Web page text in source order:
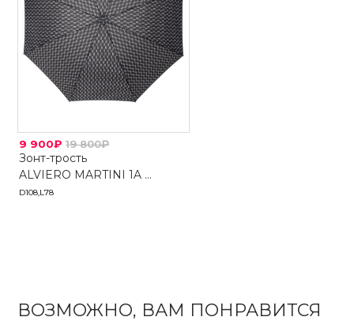
9 900₽ 19 800₽
Зонт-трость
ALVIERO MARTINI 1A ...
D108,L78
ВОЗМОЖНО, ВАМ ПОНРАВИТСЯ